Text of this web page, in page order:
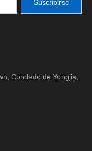
Suscribirse
Condado de Yongjia,